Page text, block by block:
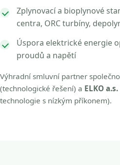
Zplynovací a bioplynové
centra, ORC turbíny,
Úspora elektrické energie
proudů a napětí
Výhradní smluvní partner
(technologické řešení) a ELKO a.s.
technologie s nízkým příkonem).